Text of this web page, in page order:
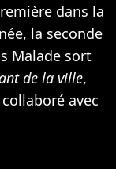
dans la
la seconde
Malade sort
de la ville,
avec